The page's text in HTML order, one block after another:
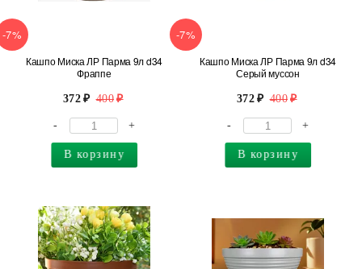
-7%
Кашпо Миска ЛР Парма 9л d34
Фраппе
372 400
- +
В корзину
-7%
Кашпо Миска ЛР Парма 9л d34
Серый муссон
372 400
- +
В корзину